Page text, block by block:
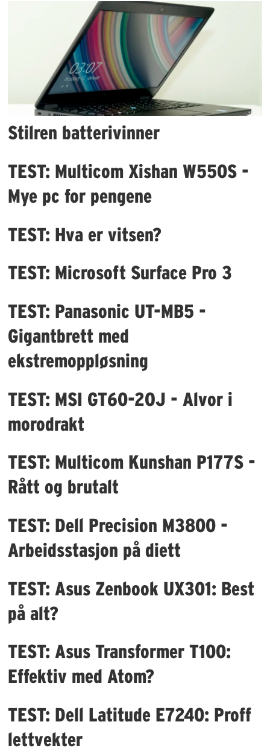
Stilren batterivinner
TEST: Multicom Xishan W550S -
Mye pc for pengene
TEST: Hva er vitsen?
TEST: Microsoft Surface Pro 3
TEST: Panasonic UT-MB5 -
Gigantbrett med
ekstremoppløsning
TEST: MSI GT60-2OJ - Alvor i
morodrakt
TEST: Multicom Kunshan P177S -
Rått og brutalt
TEST: Dell Precision M3800 -
Arbeidsstasjon på diett
TEST: Asus Zenbook UX301: Best
på alt?
TEST: Asus Transformer T100:
Effektiv med Atom?
TEST: Dell Latitude E7240: Proff
lettvekter